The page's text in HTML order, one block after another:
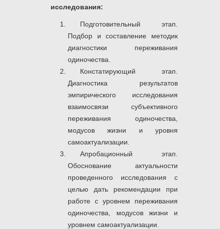
исследования:
Подготовительный этап.
Подбор и составление методик
диагностики переживания
одиночества.
Констатирующий этап.
Диагностика результатов
эмпирического исследования
взаимосвязи субъективного
переживания одиночества,
модусов жизни и уровня
самоактуализации.
Апробационный этап.
Обоснование актуальности
проведенного исследования с
целью дать рекомендации при
работе с уровнем переживания
одиночества, модусов жизни и
уровнем самоактуализации.